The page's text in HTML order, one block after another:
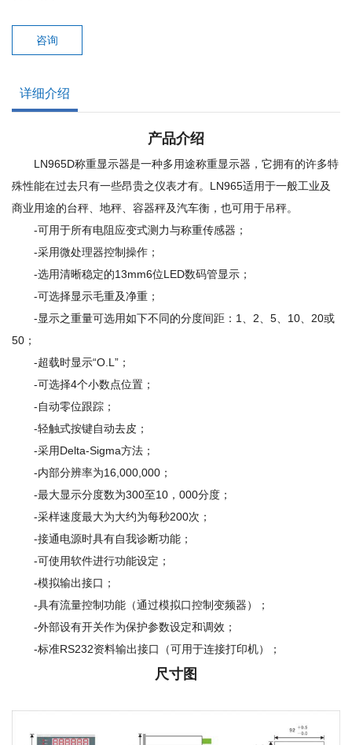
咨询
详细介绍
产品介绍
LN965D称重显示器是一种多用途称重显示器，它拥有的许多特
殊性能在过去只有一些昂贵之仪表才有。LN965适用于一般工业及
商业用途的台秤、地秤、容器秤及汽车衡，也可用于吊秤。
-可用于所有电阻应变式测力与称重传感器；
-采用微处理器控制操作；
-选用清晰稳定的13mm6位LED数码管显示；
-可选择显示毛重及净重；
-显示之重量可选用如下不同的分度间距：1、2、5、10、20或
50；
-超载时显示“O.L”；
-可选择4个小数点位置；
-自动零位跟踪；
-轻触式按键自动去皮；
-采用Delta-Sigma方法；
-内部分辨率为16,000,000；
-最大显示分度数为300至10，000分度；
-采样速度最大为大约为每秒200次；
-接通电源时具有自我诊断功能；
-可使用软件进行功能设定；
-模拟输出接口；
-具有流量控制功能（通过模拟口控制变频器）；
-外部设有开关作为保护参数设定和调效；
-标准RS232资料输出接口（可用于连接打印机）；
尺寸图